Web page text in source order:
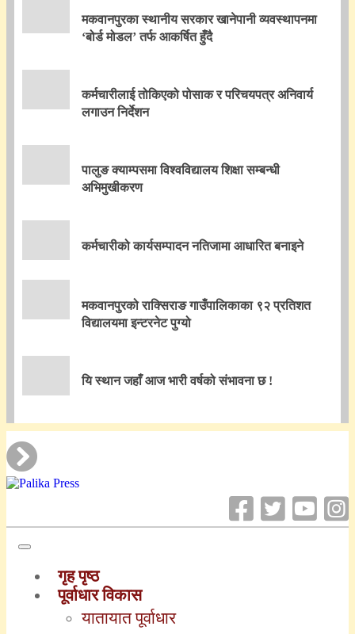
मकवानपुरका स्थानीय सरकार खानेपानी व्यवस्थापनमा
‘बोर्ड मोडल’ तर्फ आकर्षित हुँदै
कर्मचारीलाई तोकिएको पोसाक र परिचयपत्र अनिवार्य
लगाउन निर्देशन
पालुङ क्याम्पसमा विश्वविद्यालय शिक्षा सम्बन्धी
अभिमुखीकरण
कर्मचारीको कार्यसम्पादन नतिजामा आधारित बनाइने
मकवानपुरको राक्सिराङ गाउँपालिकाका ९२ प्रतिशत
विद्यालयमा इन्टरनेट पुग्यो
यि स्थान जहाँ आज भारी वर्षको संभावना छ !
गृह पृष्ठ
पूर्वाधार विकास
यातायात पूर्वाधार